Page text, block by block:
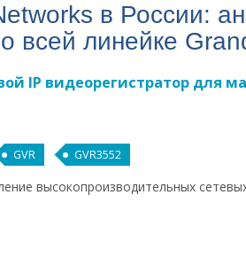
в России:
всей линейке
IP видеорегистратор для
GVR GVR3552
высокопроизводительных